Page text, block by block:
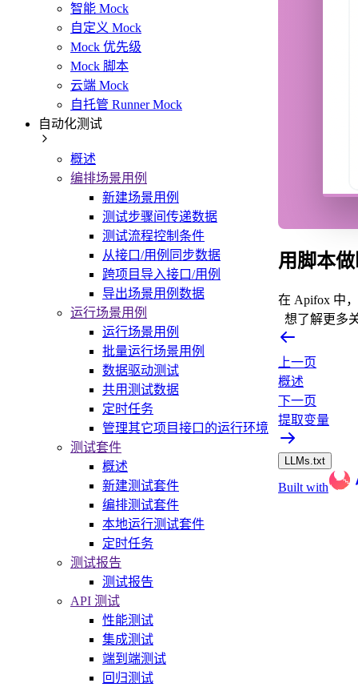
智能 Mock
自定义 Mock
Mock 优先级
Mock 脚本
云端 Mock
自托管 Runner Mock
自动化测试
概述
编排场景用例
新建场景用例
测试步骤间传递数据
测试流程控制条件
从接口/用例同步数据
跨项目导入接口/用例
导出场景用例数据
运行场景用例
运行场景用例
批量运行场景用例
数据驱动测试
共用测试数据
定时任务
管理其它项目接口的运行环境
测试套件
概述
新建测试套件
编排测试套件
本地运行测试套件
定时任务
测试报告
测试报告
API 测试
性能测试
集成测试
端到端测试
回归测试
用脚本
在 Apifox 中
想了解更多
上一页
概述
下一页
提取变量
LLMs.txt
Built with